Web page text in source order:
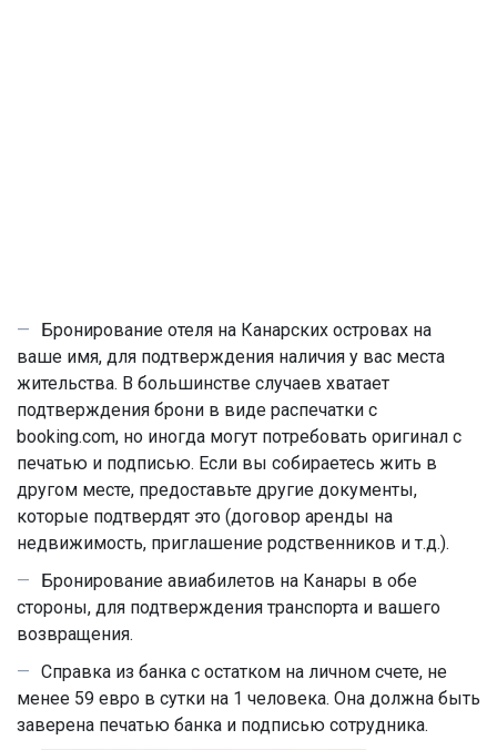
Бронирование отеля на Канарских островах на
ваше имя, для подтверждения наличия у вас места
жительства. В большинстве случаев хватает
подтверждения брони в виде распечатки с
booking.com, но иногда могут потребовать оригинал с
печатью и подписью. Если вы собираетесь жить в
другом месте, предоставьте другие документы,
которые подтвердят это (договор аренды на
недвижимость, приглашение родственников и т.д.).
Бронирование авиабилетов на Канары в обе
стороны, для подтверждения транспорта и вашего
возвращения.
Справка из банка с остатком на личном счете, не
менее 59 евро в сутки на 1 человека. Она должна быть
заверена печатью банка и подписью сотрудника.